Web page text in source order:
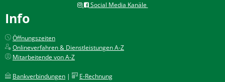
Social Media Kanäle
Info
Öffnungszeiten
Onlineverfahren & Dienstleistungen A-Z
Mitarbeitende von A-Z
Bankverbindungen |
E-Rechnung